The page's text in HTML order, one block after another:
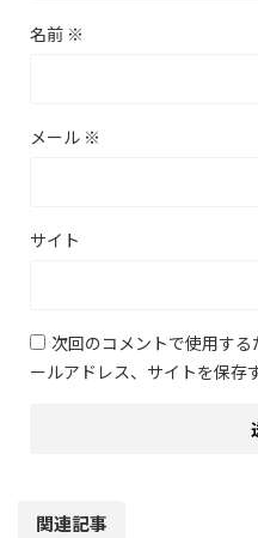
名前 ※
メール ※
サイト
次回のコメントで使用す
ールアドレス、サイトを保存
関連記事